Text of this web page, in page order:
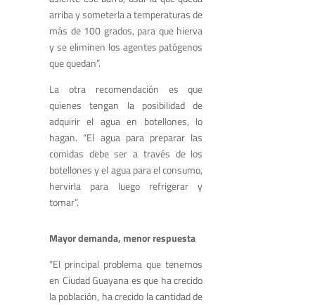
arriba y someterla a temperaturas de
más de 100 grados, para que hierva
y se eliminen los agentes patógenos
que quedan”.
La otra recomendación es que
quienes tengan la posibilidad de
adquirir el agua en botellones, lo
hagan. “El agua para preparar las
comidas debe ser a través de los
botellones y el agua para el consumo,
hervirla para luego refrigerar y
tomar”.
Mayor demanda, menor respuesta
“El principal problema que tenemos
en Ciudad Guayana es que ha crecido
la población, ha crecido la cantidad de